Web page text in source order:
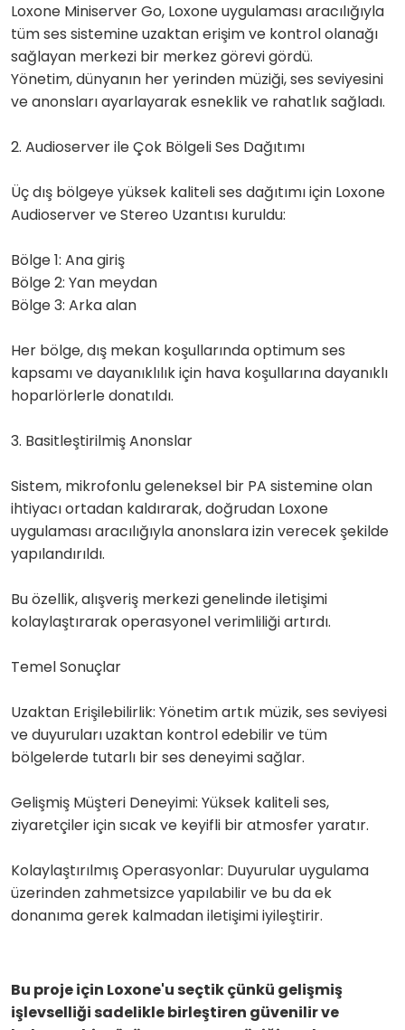
Loxone Miniserver Go, Loxone uygulaması aracılığıyla
tüm ses sistemine uzaktan erişim ve kontrol olanağı
sağlayan merkezi bir merkez görevi gördü.
Yönetim, dünyanın her yerinden müziği, ses seviyesini
ve anonsları ayarlayarak esneklik ve rahatlık sağladı.
2. Audioserver ile Çok Bölgeli Ses Dağıtımı
Üç dış bölgeye yüksek kaliteli ses dağıtımı için Loxone
Audioserver ve Stereo Uzantısı kuruldu:
Bölge 1: Ana giriş
Bölge 2: Yan meydan
Bölge 3: Arka alan
Her bölge, dış mekan koşullarında optimum ses
kapsamı ve dayanıklılık için hava koşullarına dayanıklı
hoparlörlerle donatıldı.
3. Basitleştirilmiş Anonslar
Sistem, mikrofonlu geleneksel bir PA sistemine olan
ihtiyacı ortadan kaldırarak, doğrudan Loxone
uygulaması aracılığıyla anonslara izin verecek şekilde
yapılandırıldı.
Bu özellik, alışveriş merkezi genelinde iletişimi
kolaylaştırarak operasyonel verimliliği artırdı.
Temel Sonuçlar
Uzaktan Erişilebilirlik: Yönetim artık müzik, ses seviyesi
ve duyuruları uzaktan kontrol edebilir ve tüm
bölgelerde tutarlı bir ses deneyimi sağlar.
Gelişmiş Müşteri Deneyimi: Yüksek kaliteli ses,
ziyaretçiler için sıcak ve keyifli bir atmosfer yaratır.
Kolaylaştırılmış Operasyonlar: Duyurular uygulama
üzerinden zahmetsizce yapılabilir ve bu da ek
donanıma gerek kalmadan iletişimi iyileştirir.
Bu proje için Loxone'u seçtik çünkü gelişmiş
işlevselliği sadelikle birleştiren güvenilir ve